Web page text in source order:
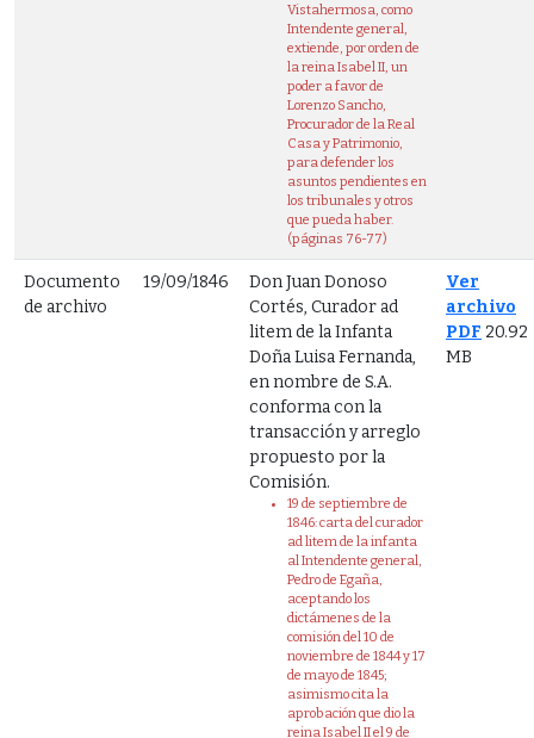
Vistahermosa, como
Intendente general,
extiende, por orden de
la reina Isabel II, un
poder a favor de
Lorenzo Sancho,
Procurador de la Real
Casa y Patrimonio,
para defender los
asuntos pendientes en
los tribunales y otros
que pueda haber.
(páginas 76-77)
Documento
de archivo
19/09/1846
Don Juan Donoso
Cortés, Curador ad
litem de la Infanta
Doña Luisa Fernanda,
en nombre de S.A.
conforma con la
transacción y arreglo
propuesto por la
Comisión.
19 de septiembre de
1846: carta del curador
ad litem de la infanta
al Intendente general,
Pedro de Egaña,
aceptando los
dictámenes de la
comisión del 10 de
noviembre de 1844 y 17
de mayo de 1845;
asimismo cita la
aprobación que dio la
reina Isabel II el 9 de
Ver
archivo
PDF 20.92
MB